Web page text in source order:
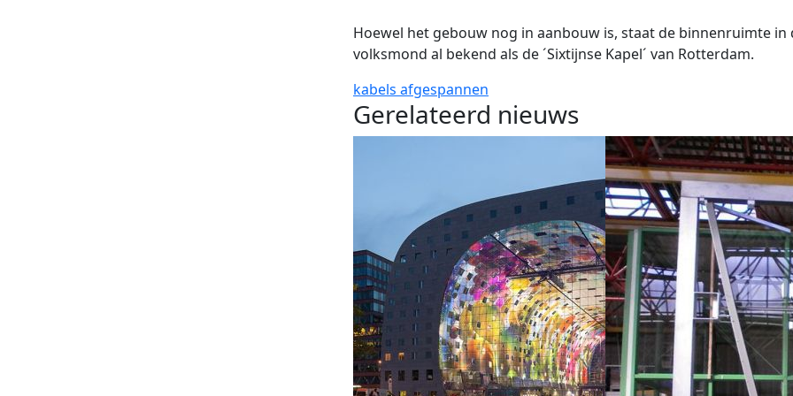
Hoewel het gebouw nog in aanbouw is, staat de binnenruimte in
volksmond al bekend als de ´Sixtijnse Kapel´ van Rotterdam.
kabels afgespannen
Gerelateerd nieuws